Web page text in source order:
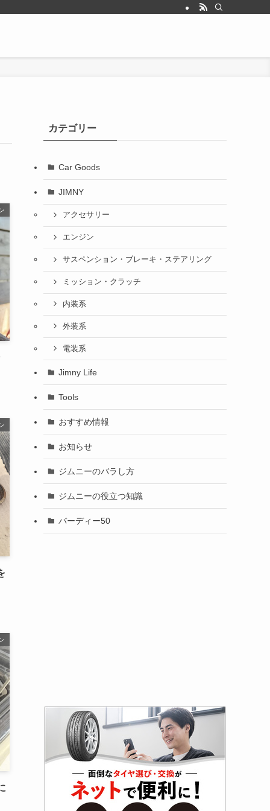
カテゴリー
Car Goods
JIMNY
アクセサリー
エンジン
サスペンション・ブレーキ・ステアリング
ミッション・クラッチ
内装系
外装系
電装系
Jimny Life
Tools
おすすめ情報
お知らせ
ジムニーのバラし方
ジムニーの役立つ知識
バーディー50